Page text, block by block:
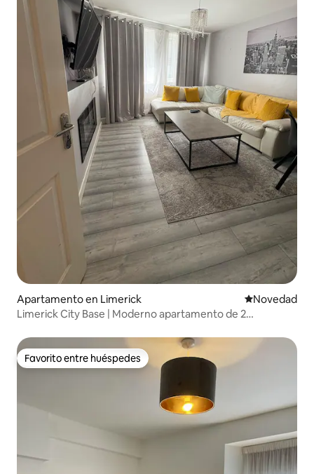
Apartamento en Limerick Lugar para
Novedad
Limerick City Base | Moderno apartamento de 2
Favorito entre huéspedes
Favorito entre huéspedes